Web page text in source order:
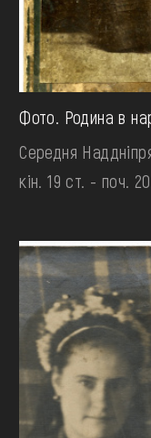
Фото. Родина в
Середня
кін. 19 ст. - поч.